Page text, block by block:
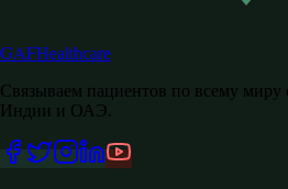
GAFHealthcare
Связываем пациентов по всему
Индии и ОАЭ.